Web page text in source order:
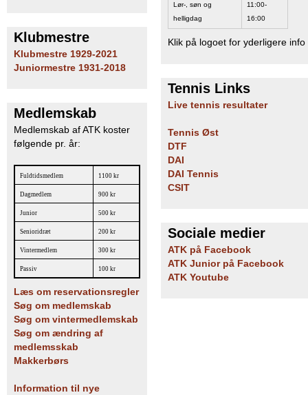
Klubmestre
Klubmestre 1929-2021
Juniormestre 1931-2018
Medlemskab
Medlemskab af ATK koster
følgende pr. år:
Fuldtidsmedlem 1100 kr
Dagmedlem 900 kr
Junior 500 kr
Senioridræt 200 kr
Vintermedlem 300 kr
Passiv 100 kr
Læs om reservationsregler
Søg om medlemskab
Søg om vintermedlemskab
Søg om ændring af
medlemsskab
Makkerbørs
Information til nye
Lør-, søn og
helligdag
11:00-
16:00
Klik på logoet for yderligere info
Tennis Links
Live tennis resultater
Tennis Øst
DTF
DAI
DAI Tennis
CSIT
Sociale medier
ATK på Facebook
ATK Junior på Facebook
ATK Youtube